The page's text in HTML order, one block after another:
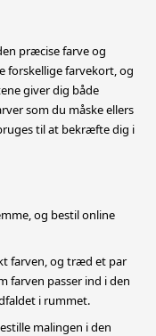
præcise farve og
forskellige farvekort, og
giver dig både
som du måske ellers
til at bekræfte dig i
og bestil online
farven, og træd et par
farven passer ind i den
i rummet.
malingen i den